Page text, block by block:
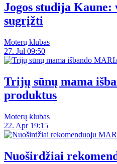
Jogos studija
sugrįžti
Moterų klubas
27. Jul 09:50
Trijų sūnų mama
produktus
Moterų klubas
22. Apr 19:15
Nuoširdžiai